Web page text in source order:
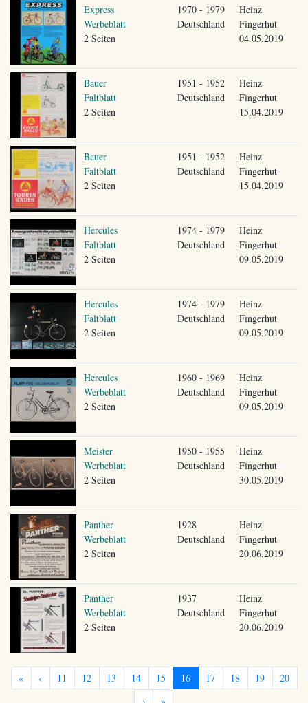
Express
Werbeblatt
2 Seiten
1970 - 1979
Deutschland
Heinz
Fingerhut
04.05.2019
Bauer
Faltblatt
2 Seiten
1951 - 1952
Deutschland
Heinz
Fingerhut
15.04.2019
Bauer
Faltblatt
2 Seiten
1951 - 1952
Deutschland
Heinz
Fingerhut
15.04.2019
Hercules
Faltblatt
2 Seiten
1974 - 1979
Deutschland
Heinz
Fingerhut
09.05.2019
Hercules
Faltblatt
2 Seiten
1974 - 1979
Deutschland
Heinz
Fingerhut
09.05.2019
Hercules
Werbeblatt
2 Seiten
1960 - 1969
Deutschland
Heinz
Fingerhut
09.05.2019
Meister
Werbeblatt
2 Seiten
1950 - 1955
Deutschland
Heinz
Fingerhut
30.05.2019
Panther
Werbeblatt
2 Seiten
1928
Deutschland
Heinz
Fingerhut
20.06.2019
Panther
Werbeblatt
2 Seiten
1937
Deutschland
Heinz
Fingerhut
20.06.2019
« ‹ 11 12 13 14 15 16 17 18 19
20
›
»